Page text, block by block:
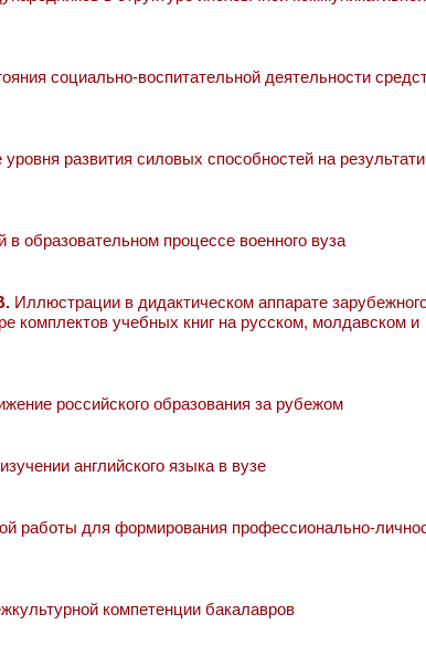
социально-воспитательной деятельности
уровня развития силовых способностей на
образовательном процессе военного вуза
Иллюстрации в дидактическом аппарате
комплектов учебных книг на русском, молдавском и
российского образования за рубежом
английского языка в вузе
работы для формирования профессионально-
компетенции бакалавров